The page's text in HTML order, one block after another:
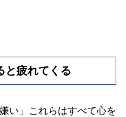
と疲れてくる
い」これらはすべて心を